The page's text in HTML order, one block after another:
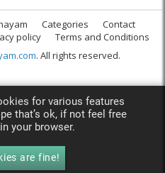
Categories
Contact
policy
Terms and Conditions
. All rights reserved.
for various features
that’s ok, if not feel free
your browser.
are fine!